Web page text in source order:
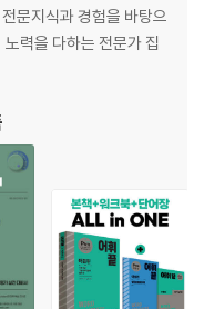
문지식과 경험을 바탕으
력을 다하는 전문가 집